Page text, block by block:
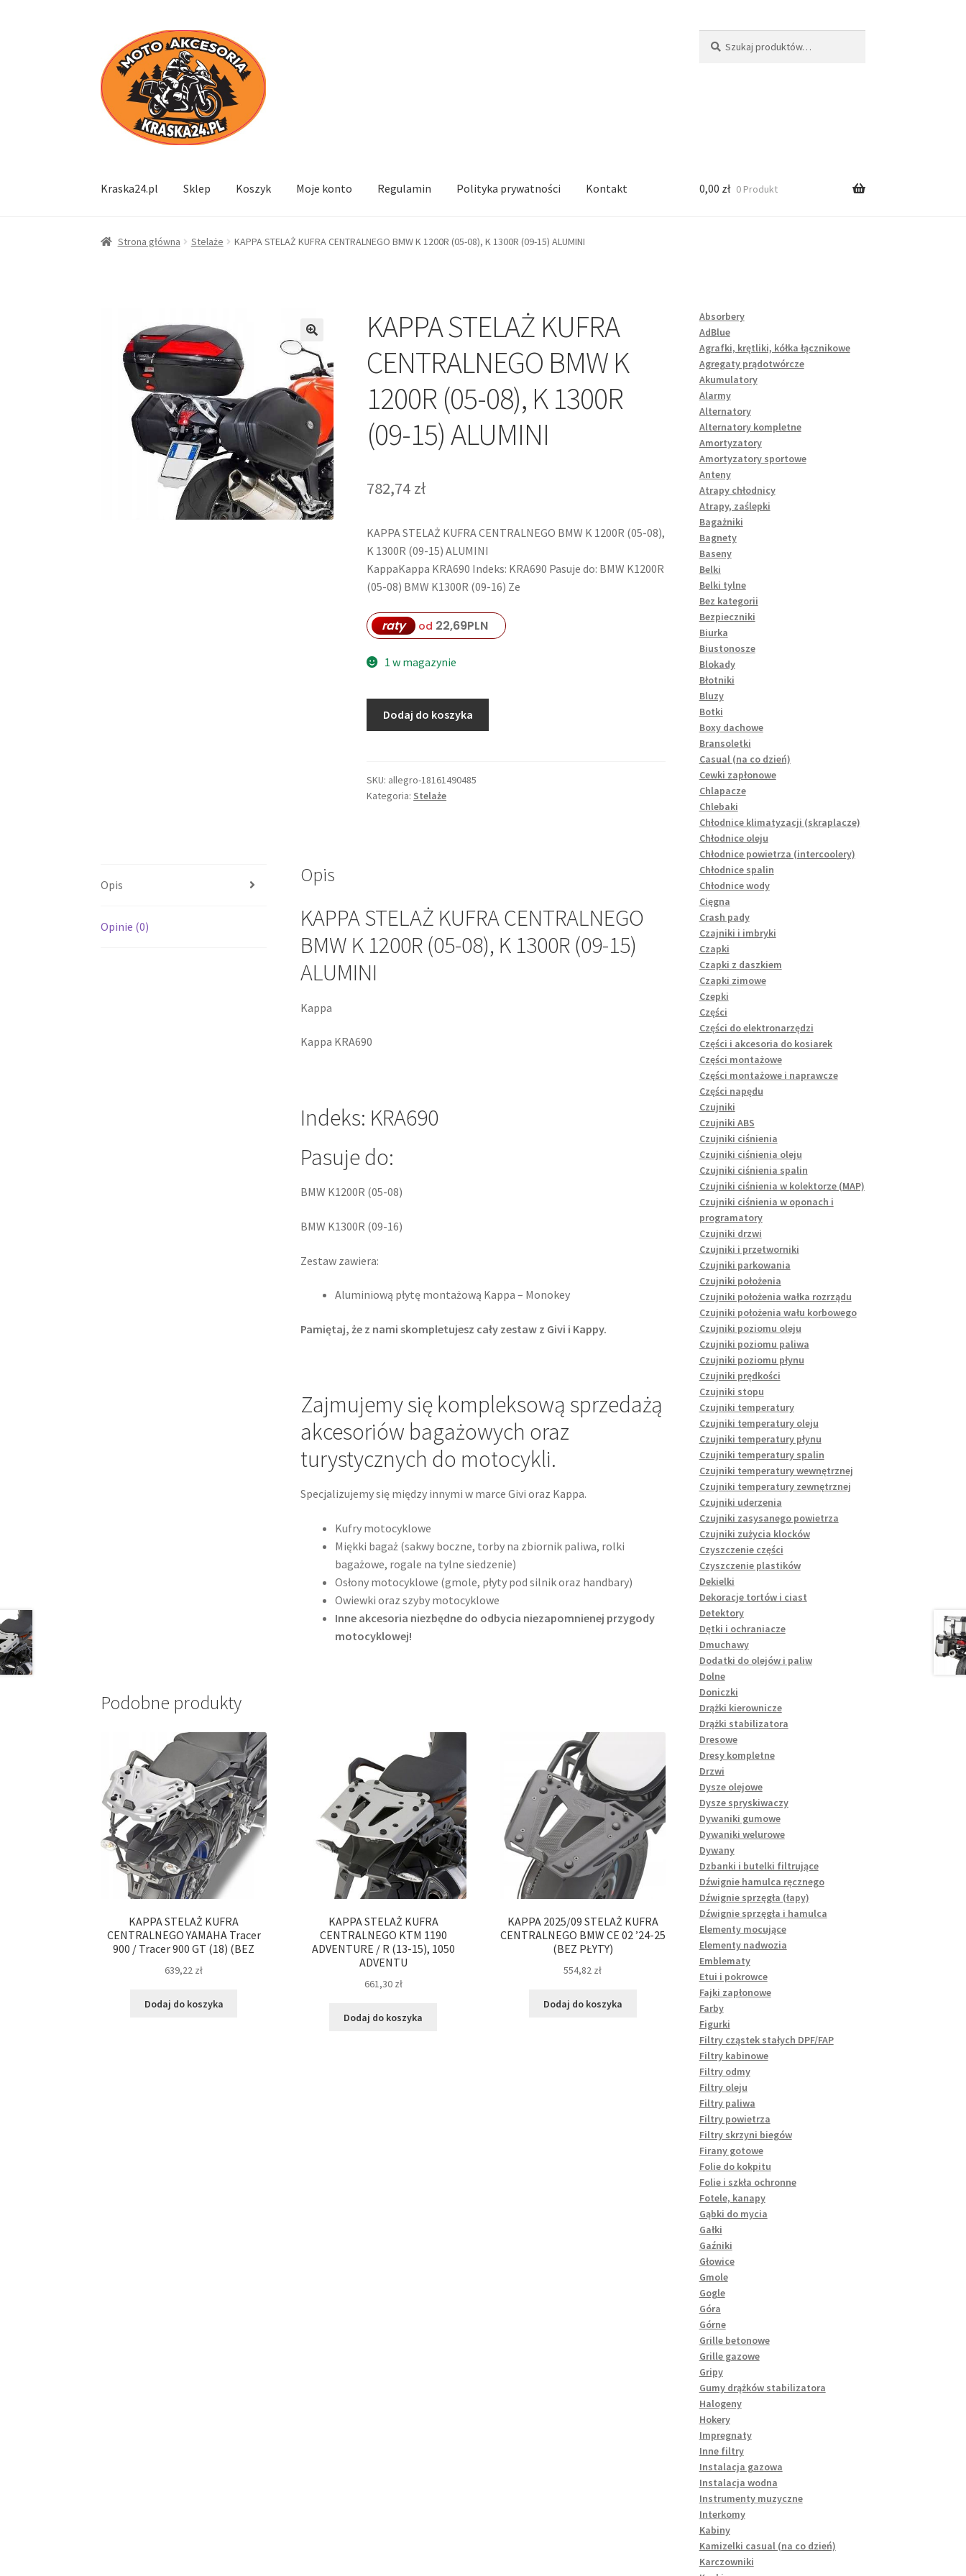
Przejdź
do
nawigacji
Przejdź
do
treści
Kraska24.pl Sklep Koszyk Moje konto Regulamin Polityka prywatności Kontakt 0,00 zł 0 Produkt
Strona główna Stelaże KAPPA STELAŻ KUFRA CENTRALNEGO BMW K 1200R (05-08), K 1300R (09-15) ALUMINI
KAPPA STELAŻ KUFRA
CENTRALNEGO BMW K
1200R (05-08), K 1300R
(09-15) ALUMINI
782,74 zł
KAPPA STELAŻ KUFRA CENTRALNEGO BMW K 1200R (05-08),
K 1300R (09-15) ALUMINI
KappaKappa KRA690 Indeks: KRA690 Pasuje do: BMW K1200R
(05-08) BMW K1300R (09-16) Ze
raty od 22,69PLN
1 w magazynie
CENTRALNEGO
BMW
(09-
15)
Dodaj do koszyka
SKU: allegro-18161490485
Kategoria: Stelaże
Opis
Opinie (0)
Opis
KAPPA STELAŻ KUFRA CENTRALNEGO
BMW K 1200R (05-08), K 1300R (09-15)
ALUMINI
Kappa
Kappa KRA690
Indeks: KRA690
Pasuje do:
BMW K1200R (05-08)
BMW K1300R (09-16)
Zestaw zawiera:
Aluminiową płytę montażową Kappa – Monokey
Pamiętaj, że z nami skompletujesz cały zestaw z Givi i Kappy.
Zajmujemy się kompleksową sprzedażą
akcesoriów bagażowych oraz
turystycznych do motocykli.
Specjalizujemy się między innymi w marce Givi oraz Kappa.
Kufry motocyklowe
Miękki bagaż (sakwy boczne, torby na zbiornik paliwa, rolki
bagażowe, rogale na tylne siedzenie)
Osłony motocyklowe (gmole, płyty pod silnik oraz handbary)
Owiewki oraz szyby motocyklowe
Inne akcesoria niezbędne do odbycia niezapomnienej przygody
motocyklowej!
Podobne produkty
KAPPA STELAŻ KUFRA
CENTRALNEGO YAMAHA Tracer
900 / Tracer 900 GT (18) (BEZ
639,22 zł
Dodaj do koszyka
KAPPA STELAŻ KUFRA
CENTRALNEGO KTM 1190
ADVENTURE / R (13-15), 1050
ADVENTU
661,30 zł
Dodaj do koszyka
KAPPA 2025/09 STELAŻ KUFRA
CENTRALNEGO BMW CE 02 ’24-25
(BEZ PŁYTY)
554,82 zł
Dodaj do koszyka
Absorbery
AdBlue
Agrafki, krętliki, kółka łącznikowe
Agregaty prądotwórcze
Akumulatory
Alarmy
Alternatory
Alternatory kompletne
Amortyzatory
Amortyzatory sportowe
Anteny
Atrapy chłodnicy
Atrapy, zaślepki
Bagażniki
Bagnety
Baseny
Belki
Belki tylne
Bez kategorii
Bezpieczniki
Biurka
Biustonosze
Blokady
Błotniki
Bluzy
Botki
Boxy dachowe
Bransoletki
Casual (na co dzień)
Cewki zapłonowe
Chlapacze
Chlebaki
Chłodnice klimatyzacji (skraplacze)
Chłodnice oleju
Chłodnice powietrza (intercoolery)
Chłodnice spalin
Chłodnice wody
Cięgna
Crash pady
Czajniki i imbryki
Czapki
Czapki z daszkiem
Czapki zimowe
Czepki
Części
Części do elektronarzędzi
Części i akcesoria do kosiarek
Części montażowe
Części montażowe i naprawcze
Części napędu
Czujniki
Czujniki ABS
Czujniki ciśnienia
Czujniki ciśnienia oleju
Czujniki ciśnienia spalin
Czujniki ciśnienia w kolektorze (MAP)
Czujniki ciśnienia w oponach i
programatory
Czujniki drzwi
Czujniki i przetworniki
Czujniki parkowania
Czujniki położenia
Czujniki położenia wałka rozrządu
Czujniki położenia wału korbowego
Czujniki poziomu oleju
Czujniki poziomu paliwa
Czujniki poziomu płynu
Czujniki prędkości
Czujniki stopu
Czujniki temperatury
Czujniki temperatury oleju
Czujniki temperatury płynu
Czujniki temperatury spalin
Czujniki temperatury wewnętrznej
Czujniki temperatury zewnętrznej
Czujniki uderzenia
Czujniki zasysanego powietrza
Czujniki zużycia klocków
Czyszczenie części
Czyszczenie plastików
Dekielki
Dekoracje tortów i ciast
Detektory
Dętki i ochraniacze
Dmuchawy
Dodatki do olejów i paliw
Dolne
Doniczki
Drążki kierownicze
Drążki stabilizatora
Dresowe
Dresy kompletne
Drzwi
Dysze olejowe
Dysze spryskiwaczy
Dywaniki gumowe
Dywaniki welurowe
Dywany
Dzbanki i butelki filtrujące
Dźwignie hamulca ręcznego
Dźwignie sprzęgła (łapy)
Dźwignie sprzęgła i hamulca
Elementy mocujące
Elementy nadwozia
Emblematy
Etui i pokrowce
Fajki zapłonowe
Farby
Figurki
Filtry cząstek stałych DPF/FAP
Filtry kabinowe
Filtry odmy
Filtry oleju
Filtry paliwa
Filtry powietrza
Filtry skrzyni biegów
Firany gotowe
Folie do kokpitu
Folie i szkła ochronne
Fotele, kanapy
Gąbki do mycia
Gałki
Gaźniki
Głowice
Gmole
Gogle
Góra
Górne
Grille betonowe
Grille gazowe
Gripy
Gumy drążków stabilizatora
Halogeny
Hokery
Impregnaty
Inne filtry
Instalacja gazowa
Instalacja wodna
Instrumenty muzyczne
Interkomy
Kabiny
Kamizelki casual (na co dzień)
Karczowniki